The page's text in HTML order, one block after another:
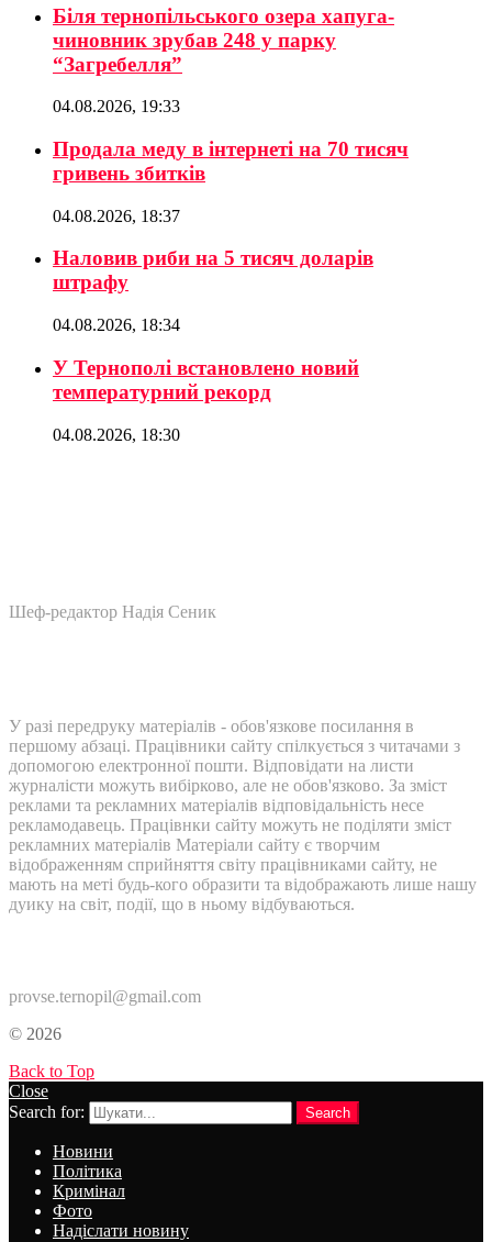
Біля тернопільського озера хапуга-
чиновник зрубав 248 у парку
“Загребелля”
04.08.2026, 19:33
Продала меду в інтернеті на 70 тисяч
гривень збитків
04.08.2026, 18:37
Наловив риби на 5 тисяч доларів
штрафу
04.08.2026, 18:34
У Тернополі встановлено новий
температурний рекорд
04.08.2026, 18:30
Шеф-редактор Надія Сеник
У разі передруку матеріалів - обов'язкове посилання в
першому абзаці. Працівники сайту спілкується з читачами з
допомогою електронної пошти. Відповідати на листи
журналісти можуть вибірково, але не обов'язково. За зміст
реклами та рекламних матеріалів відповідальність несе
рекламодавець. Працівнки сайту можуть не поділяти зміст
рекламних матеріалів Матеріали сайту є творчим
відображенням сприйняття світу працівниками сайту, не
мають на меті будь-кого образити та відображають лише нашу
дуику на світ, події, що в ньому відбуваються.
provse.ternopil@gmail.com
© 2026
Back to Top
Close
Search for:
Search
Новини
Політика
Кримінал
Фото
Надіслати новину